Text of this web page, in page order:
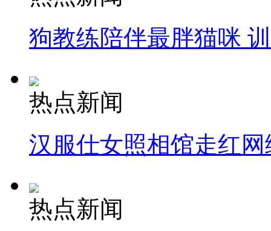
狗教练陪伴最胖猫咪
热点新闻
汉服仕女照相馆走红网
热点新闻